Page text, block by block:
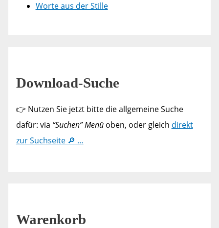
Worte aus der Stille
Download-Suche
👉 Nutzen Sie jetzt bitte die allgemeine Suche
dafür: via “Suchen” Menüoben, oder gleich direkt
zur Suchseite 🔎 …
Warenkorb